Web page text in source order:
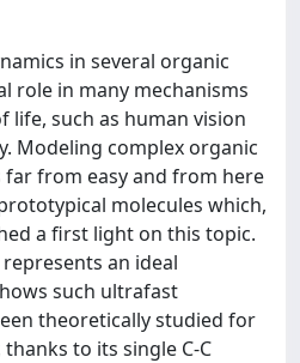
in several organic
role in many mechanisms
life, such as human vision
Modeling complex organic
far from easy and from here
molecules which,
a ﬁrst light on this topic.
an ideal
such ultrafast
theoretically studied for
to its single C-C